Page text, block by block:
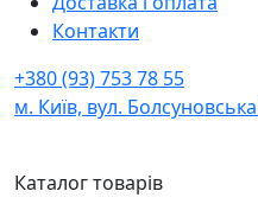
Контакти
+380 (93) 753 78 55
м. Київ, вул.
Каталог товарів